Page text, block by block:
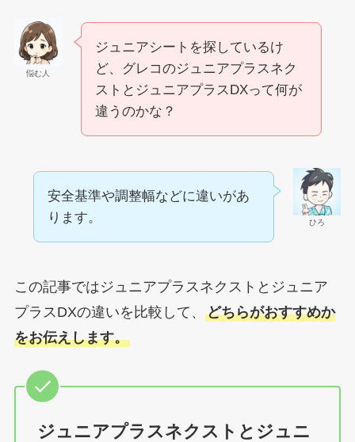
悩む人
ジュニアシートを探しているけ
ど、グレコのジュニアプラスネク
ストとジュニアプラスDXって何が
違うのかな？
ひろ
安全基準や調整幅などに違いがあ
ります。
この記事ではジュニアプラスネクストとジュニア
プラスDXの違いを比較して、 どちらがおすすめか
をお伝えします。
ジュニアプラスネクストとジュニ